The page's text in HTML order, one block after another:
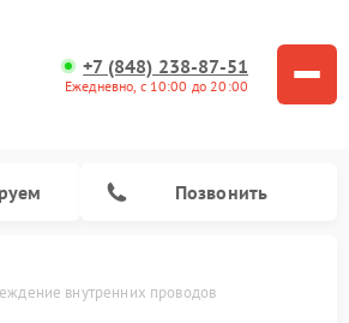
+7 (848) 238-87-51
Ежедневно, с 10:00 до 20:00
Позвонить
внутренних проводов